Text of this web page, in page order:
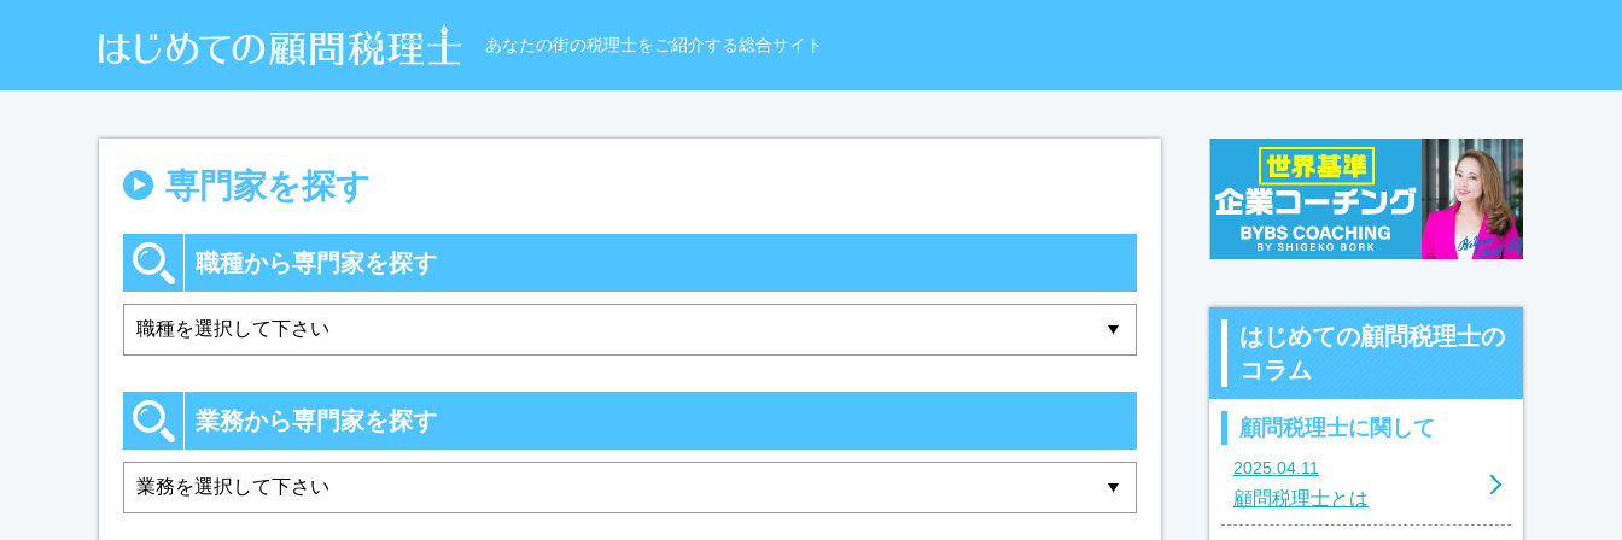
あなたの街の税理士をご紹介する総合サイト
専門家を探す
職種から専門家を探す
業務から専門家を探す
はじめての顧問税理士の
コラム
顧問税理士に関して
2025.04.11
顧問税理士とは